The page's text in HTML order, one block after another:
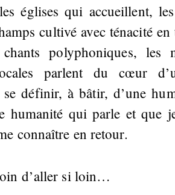
églises qui accueillent,
cultivé avec ténacité
polyphoniques, les
parlent du cœur
se définir, à bâtir, d’une
humanité qui parle et que
connaître en retour.
d’aller si loin…